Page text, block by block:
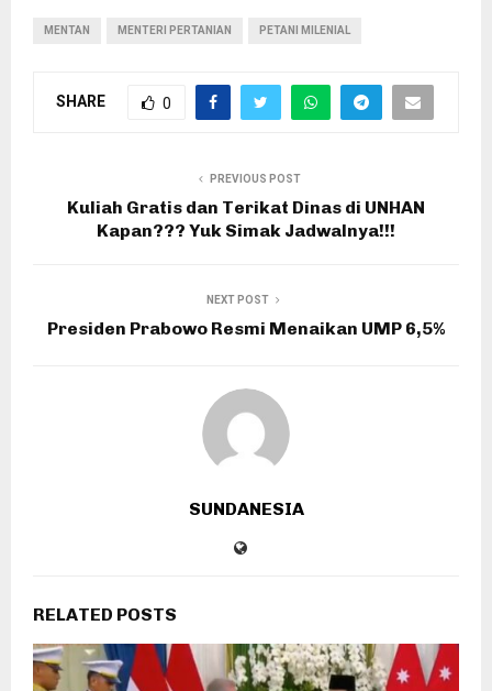
MENTAN MENTERI PERTANIAN PETANI MILENIAL
SHARE 0
PREVIOUS POST
Kuliah Gratis dan Terikat Dinas di UNHAN
Kapan??? Yuk Simak Jadwalnya!!!
NEXT POST
Presiden Prabowo Resmi Menaikan UMP 6,5%
SUNDANESIA
RELATED POSTS